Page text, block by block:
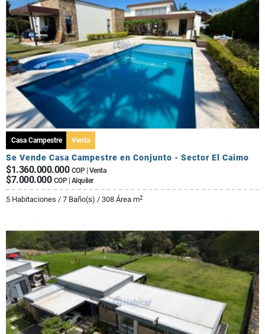
Casa Campestre Venta
Se Vende Casa Campestre en Conjunto - Sector El Caimo
$1.360.000.000 COP | Venta
$7.000.000 COP | Alquiler
5 Habitaciones / 7 Baño(s) / 308 Área m2